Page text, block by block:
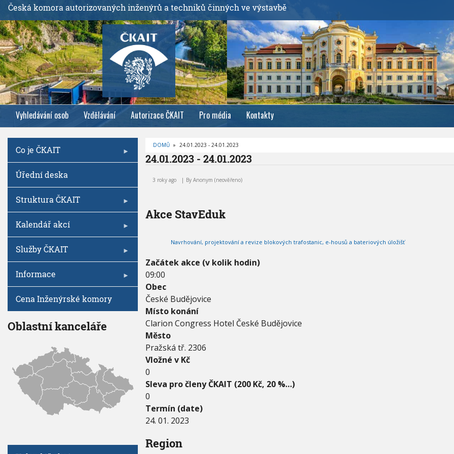
ř
e
j
í
t
k
h
l
v
Česká komora autorizovaných inženýrů a techniků činných ve výstavbě
Vyhledávání osob Vzdělávání Autorizace ČKAIT Pro média Kontakty
D
R
E
Á
N
DOMŮ » 24.01.2023 - 24.01.2023
24.01.2023 - 24.01.2023
.
-
2
4
.
0
1
.
2
0
2
3
3 roky ago By Anonym (neověřeno)
Akce StavEduk
Navrhování, projektování a revize blokových trafostanic, e-housů a bateriových úložišť
Začátek akce (v kolik hodin)
09:00
Obec
České Budějovice
Místo konání
Clarion Congress Hotel České Budějovice
Město
Pražská tř. 2306
Vložné v Kč
0
Sleva pro členy ČKAIT (200 Kč, 20 %…)
0
Termín (date)
24. 01. 2023
Region
Co je ČKAIT
Úřední deska
Struktura ČKAIT
Kalendář akcí
Služby ČKAIT
Informace
Cena Inženýrské komory
Oblastní kanceláře